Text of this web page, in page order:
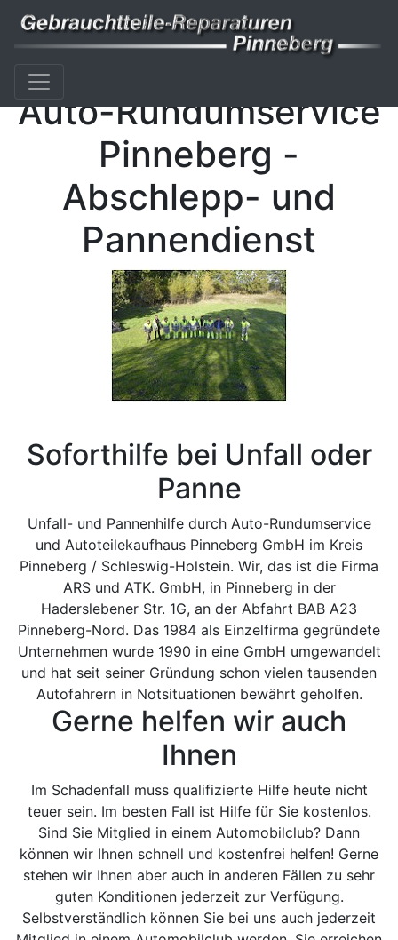
Auto-Rundumservice
Pinneberg -
Abschlepp- und
Pannendienst
Soforthilfe bei Unfall oder
Panne
Unfall- und Pannenhilfe durch Auto-Rundumservice
und Autoteilekaufhaus Pinneberg GmbH im Kreis
Pinneberg / Schleswig-Holstein. Wir, das ist die Firma
ARS und ATK. GmbH, in Pinneberg in der
Haderslebener Str. 1G, an der Abfahrt BAB A23
Pinneberg-Nord. Das 1984 als Einzelfirma gegründete
Unternehmen wurde 1990 in eine GmbH umgewandelt
und hat seit seiner Gründung schon vielen tausenden
Autofahrern in Notsituationen bewährt geholfen.
Gerne helfen wir auch
Ihnen
Im Schadenfall muss qualifizierte Hilfe heute nicht
teuer sein. Im besten Fall ist Hilfe für Sie kostenlos.
Sind Sie Mitglied in einem Automobilclub? Dann
können wir Ihnen schnell und kostenfrei helfen! Gerne
stehen wir Ihnen aber auch in anderen Fällen zu sehr
guten Konditionen jederzeit zur Verfügung.
Selbstverständlich können Sie bei uns auch jederzeit